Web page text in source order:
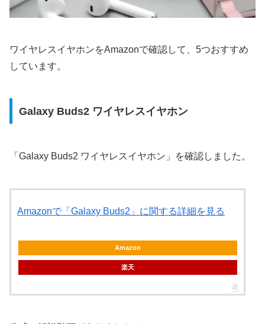
ワイヤレスイヤホンをAmazonで確認して、5つおすすめ
しています。
Galaxy Buds2 ワイヤレスイヤホン
「Galaxy Buds2 ワイヤレスイヤホン」を確認しました。
Amazonで「Galaxy Buds2」に関する詳細を見る
Amazon
楽天